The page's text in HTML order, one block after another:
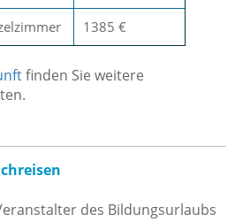
1385 €
finden Sie weitere
des Bildungsurlaubs